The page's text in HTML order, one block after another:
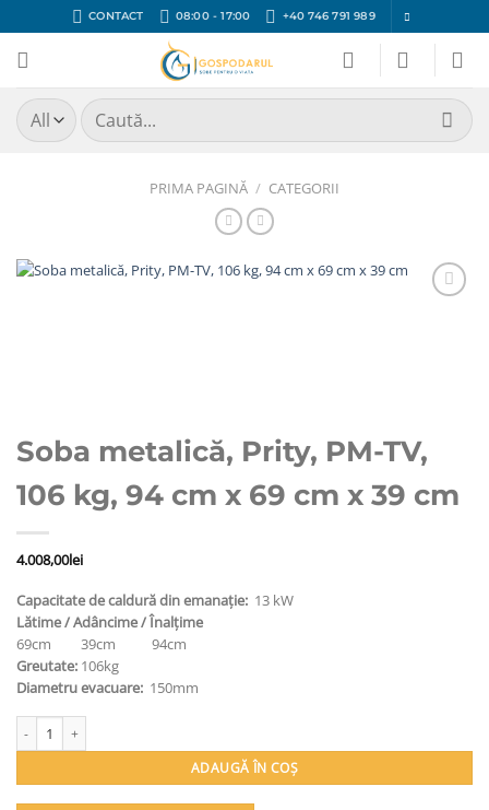
to
content
CONTACT 08:00 - 17:00 +40 746 791 989
Caută
după:
PRIMA PAGINĂ / CATEGORII
Soba metalică, Prity, PM-TV,
106 kg, 94 cm x 69 cm x 39 cm
4.008,00lei
Capacitate de caldură din emanație: 13 kW
Lătime / Adâncime / Înalțime
69cm 39cm 94cm
Greutate: 106kg
Diametru evacuare: 150mm
ADAUGĂ ÎN COȘ